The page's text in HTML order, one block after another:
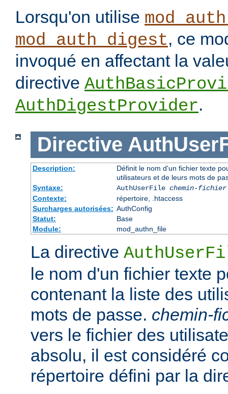
Lorsqu'on utilise
mod_auth_digest, ce
invoqué en affectant la
directive
AuthDigestProvider.
Directive
Description:
Définit le nom d'un fichier texte
utilisateurs et de leurs mots de
Syntaxe:
AuthUserFile chemin-fichier
Contexte:
répertoire, .htaccess
Surcharges autorisées: AuthConfig
Statut:
Base
Module:
mod_authn_file
La directive
le nom d'un fichier texte
contenant la liste des
mots de passe. chemin-
vers le fichier des
absolu, il est considéré
répertoire défini par la